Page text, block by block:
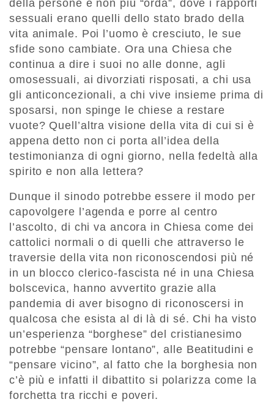
della persone e non più “orda”, dove i rapporti
sessuali erano quelli dello stato brado della
vita animale. Poi l’uomo è cresciuto, le sue
sfide sono cambiate. Ora una Chiesa che
continua a dire i suoi no alle donne, agli
omosessuali, ai divorziati risposati, a chi usa
gli anticoncezionali, a chi vive insieme prima di
sposarsi, non spinge le chiese a restare
vuote? Quell’altra visione della vita di cui si è
appena detto non ci porta all’idea della
testimonianza di ogni giorno, nella fedeltà alla
spirito e non alla lettera?
Dunque il sinodo potrebbe essere il modo per
capovolgere l’agenda e porre al centro
l’ascolto, di chi va ancora in Chiesa come dei
cattolici normali o di quelli che attraverso le
traversie della vita non riconoscendosi più né
in un blocco clerico-fascista né in una Chiesa
bolscevica, hanno avvertito grazie alla
pandemia di aver bisogno di riconoscersi in
qualcosa che esista al di là di sé. Chi ha visto
un’esperienza “borghese” del cristianesimo
potrebbe “pensare lontano”, alle Beatitudini e
“pensare vicino”, al fatto che la borghesia non
c’è più e infatti il dibattito si polarizza come la
forchetta tra ricchi e poveri.